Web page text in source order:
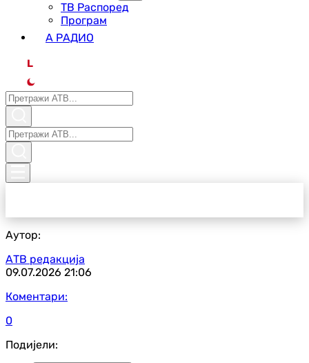
ТВ Распоред
Програм
А РАДИО
L
Аутор:
АТВ редакција
09.07.2026 21:06
Коментари:
0
Подијели: